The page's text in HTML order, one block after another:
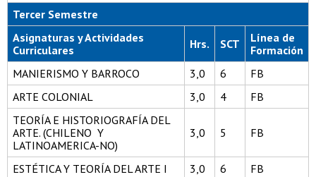
Tercer Semestre
Asignaturas y Actividades
Curriculares
Hrs. SCT
Línea de
Formación
MANIERISMO Y BARROCO
3,0 6
FB
ARTE COLONIAL
3,0 4
FB
TEORÍA E HISTORIOGRAFÍA DEL
ARTE. (CHILENO Y
LATINOAMERICA-NO)
3,0 5 FB
ESTÉTICA Y TEORÍA DEL ARTE I 3,0 6
FB